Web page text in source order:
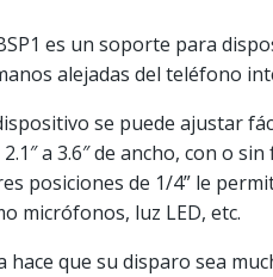
es un soporte para
alejadas del teléfono
se puede ajustar
a 3.6″ de ancho, con o
posiciones de 1/4” le
micrófonos, luz LED, etc.
hace que su disparo sea